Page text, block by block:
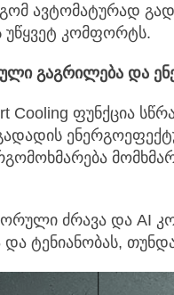
ავტომატურად
კომფორტს.
გაგრილება და
Cooling ფუნქცია
ძრავა და AI
და ტენიანობას,